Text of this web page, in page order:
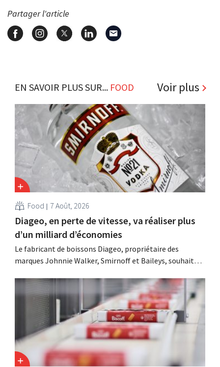
Partager l'article
EN SAVOIR PLUS SUR... FOOD Voir plus
Food 7 Août, 2026
Diageo, en perte de vitesse, va réaliser plus
d’un milliard d’économies
Le fabricant de boissons Diageo, propriétaire des
marques Johnnie Walker, Smirnoff et Baileys, souhaite,
considérablement ses coûts tout en investissant dans la
croissance, notamment pour Guinness et les cocktails
prêts à boire.